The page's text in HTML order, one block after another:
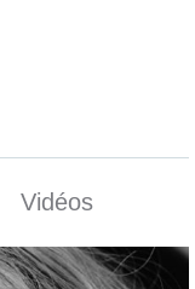
Vidéos